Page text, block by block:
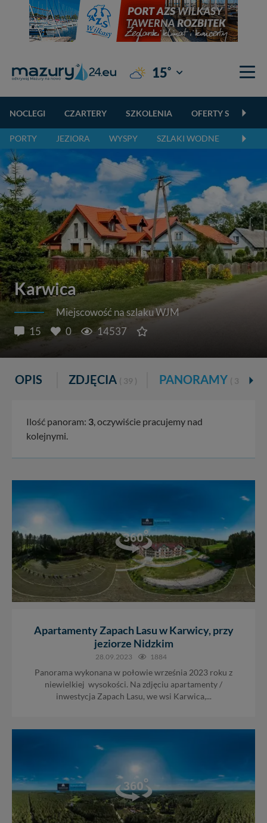
15° Giżycko
NOCLEGI CZARTERY SZKOLENIA OFERTY
PORTY JEZIORA WYSPY SZLAKI WODNE
Karwica
Miejscowość na szlaku WJM
15
0 14537
OPIS ZDJĘCIA ( 39 ) PANORAMY ( 3 )
Ilość panoram: 3, oczywiście pracujemy nad
kolejnymi.
Apartamenty Zapach Lasu w Karwicy, przy
jeziorze Nidzkim
28.09.2023 1884
Panorama wykonana w połowie września 2023 roku z
niewielkiej wysokości. Na zdjęciu apartamenty /
inwestycja Zapach Lasu, we wsi Karwica,...